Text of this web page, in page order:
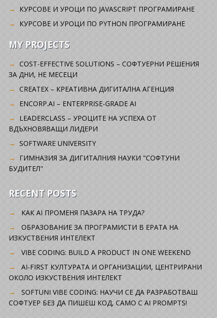
КУРСОВЕ И УРОЦИ ПО JAVASCRIPT ПРОГРАМИРАНЕ
КУРСОВЕ И УРОЦИ ПО PYTHON ПРОГРАМИРАНЕ
MY PROJECTS
COST-EFFECTIVE SOLUTIONS – СОФТУЕРНИ РЕШЕНИЯ
ЗА ДНИ, НЕ МЕСЕЦИ
CREATEX – КРЕАТИВНА ДИГИТАЛНА АГЕНЦИЯ
ENCORP.AI – ENTERPRISE-GRADE AI
LEADERCLASS – УРОЦИТЕ НА УСПЕХА ОТ
ВДЪХНОВЯВАЩИ ЛИДЕРИ
SOFTWARE UNIVERSITY
ГИМНАЗИЯ ЗА ДИГИТАЛНИЯ НАУКИ "СОФТУНИ
БУДИТЕЛ"
RECENT POSTS
КАК AI ПРОМЕНЯ ПАЗАРА НА ТРУДА?
ОБРАЗОВАНИЕ ЗА ПРОГРАМИСТИ В ЕРАТА НА
ИЗКУСТВЕНИЯ ИНТЕЛЕКТ
VIBE CODING: BUILD A PRODUCT IN ONE WEEKEND
AI-FIRST КУЛТУРАТА И ОРГАНИЗАЦИИ, ЦЕНТРИРАНИ
ОКОЛО ИЗКУСТВЕНИЯ ИНТЕЛЕКТ
SOFTUNI VIBE CODING: НАУЧИ СЕ ДА РАЗРАБОТВАШ
СОФТУЕР БЕЗ ДА ПИШЕШ КОД, САМО С AI PROMPTS!